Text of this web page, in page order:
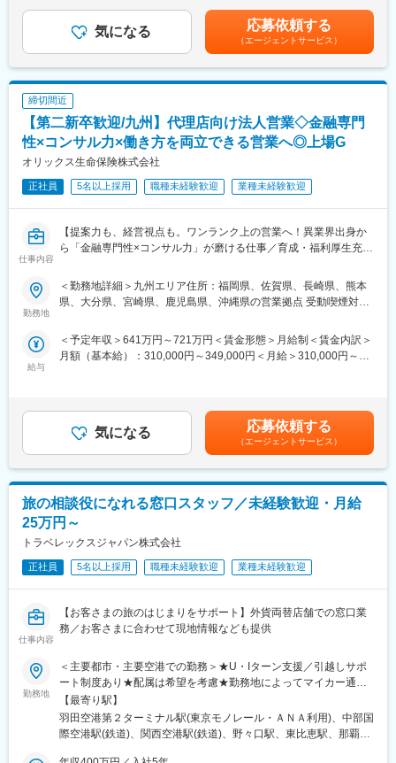
を通し自律型社員を創出する為に部下と上司で徹底したコミュニ
ケーションを図っていただきます。目標管理制度による業績評価
と人事考課制度による職務遂行評価にて評価されます。
業績評価：全社員がどの役割、責任を担っているかを明確するた
めに事業計画に基づいた個人目標を設定し、目標達成の度合いを
評価されます。
職務遂行評価：業績だけでの評価ではなく、プロセスも評価する
システムとなり、結果や成果に至った過程の職務遂行状況がどの
水準化を評価されます。
変更の範囲：会社の定める業務
■業務内容
一人当たり30～40店ほどの代理店を担当し以下の業務を行いま
す。
・当社商品の販売研修
・代理店向け営業施策の企画実行
・代理店の経営課題解決に向けた提案
・代理店からの大型案件獲得相談
・新規代理店の開拓
■魅力ポイント
◎ビジネスの基本から学べる営業と育成体制
◎固定給＋営業インセンティブで収入安定
◎営業として幅広く、汎用的なスキルが身につく
◎風通しの良い社風！異業界出身者も活躍中！
◎30代管理職登用あり
■OJT
入社後は研修を通じて「保険」の基礎知識を学び、代理店営業に
囲の社員、上司が担当代理店の課題やチャレンジをサポートする
体制があり、成長を後押しする環境があります。
解し、どのように課題を解決するか自身で考えて、施策を実行す
る過程で顧客状況の分析力、戦略立案スキル、信頼関係構築スキ
ルなど、幅広く汎用的なスキルを学ぶことができ、中長期的に伴
走をするパートナーである担当代理店からの信頼獲得と感謝され
る瞬間にやりがいを感じる事ができます。
■福利厚生
退職金制度有
引越し代支給※配属先が転居を伴う場合
借上社宅制度
社宅・寮制度の適用対象者は毎月【使用料＋家賃基準の上限を超
独身の方が家賃10.5万の借上社宅に入居する場合、自己負担は使
用料（1.1万円／月）のみ！（実質9.4万円の補助！）
※エリアによって家賃基準の上限金額は変わります。
変更の範囲：会社の定める業務
る可能性があります。月給(月額)は固定手当を含めた表記です。
気になる 応募依頼する
（エージェントサービス）
締切間近
【第二新卒歓迎/九州】代理店向け法人営業◇金融専門
性×コンサル力×働き方を両立できる営業へ◎上場G
オリックス生命保険株式会社
正社員 5名以上採用 職種未経験歓迎 業種未経験歓迎
仕事内容
【提案力も、経営視点も。ワンランク上の営業へ！異業界出身か
ら「金融専門性×コンサル力」が磨ける仕事／育成・福利厚生充実
中途入社が7割を占め、保険以外の金融業界や不動産・自動車な
ど、異業界出身者も活躍中！
る環境・実績があります
◇財務・税務など企業経営に関わる専門知識を手に入れ、市場価
値も年収も上げたい方
◇もっと公正な評価を受けたい方
◇雑務ではなく営業活動に専念し、お客様に向き合う時間を大切
にしたい方
◇土日休・フレックス・在宅活用など、より長期的に腰を据えて
働ける環境に移りたい方
■業務概要
当社商品を販売する保険代理店に対し、販売促進をメインとした
■業務内容
お客様への商品提案をフォローします。代理店毎に抱える課題は
異なるため、下記に捉われずに主体性をもった営業活動を期待し
ています
【経営サポート】顧客集客、満足度向上、マーケット動向及び消
費者ニーズの分析、同業他社の販売戦略分析
【販売サポート】商品勉強会及び販売教育、販売戦略の立案及び
アクションプランの策定～実行
勤務地
＜勤務地詳細＞九州エリア住所：福岡県、佐賀県、長崎県、熊本
県、大分県、宮崎県、鹿児島県、沖縄県の営業拠点 受動喫煙対
ーク含む）
給与
＜予定年収＞641万円～721万円＜賃金形態＞月給制＜賃金内訳＞
月額（基本給）：310,000円～349,000円＜月給＞310,000円～
金はあくまでも目安の金額であり、選考を通じて上下する可能性
があります。月給(月額)は固定手当を含めた表記です。
気になる 応募依頼する
（エージェントサービス）
旅の相談役になれる窓口スタッフ／未経験歓迎・月給
25万円～
トラベレックスジャパン株式会社
正社員 5名以上採用 職種未経験歓迎 業種未経験歓迎
仕事内容
【お客さまの旅のはじまりをサポート】外貨両替店舗での窓口業
務／お客さまに合わせて現地情報なども提供
勤務地
＜主要都市・主要空港での勤務＞★U・Iターン支援／引越しサポ
ート制度あり★配属は希望を考慮★勤務地によってマイカー通勤
もOK◆市中◆「空港も憧れるけど、ワークライフバランスも大切
にしながらスキルを存分に活かしたい」そんな方は街中の店舗勤
務も可能！◎東京都（23区）：千代田区／中央区／港区／新宿区
【最寄り駅】
羽田空港第２ターミナル駅(東京モノレール・ＡＮＡ利用)、中部国
際空港駅(鉄道)、関西空港駅(鉄道)、野々口駅、東比恵駅、那覇空